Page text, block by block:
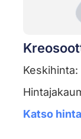
Keskihinta:
Katso hinta